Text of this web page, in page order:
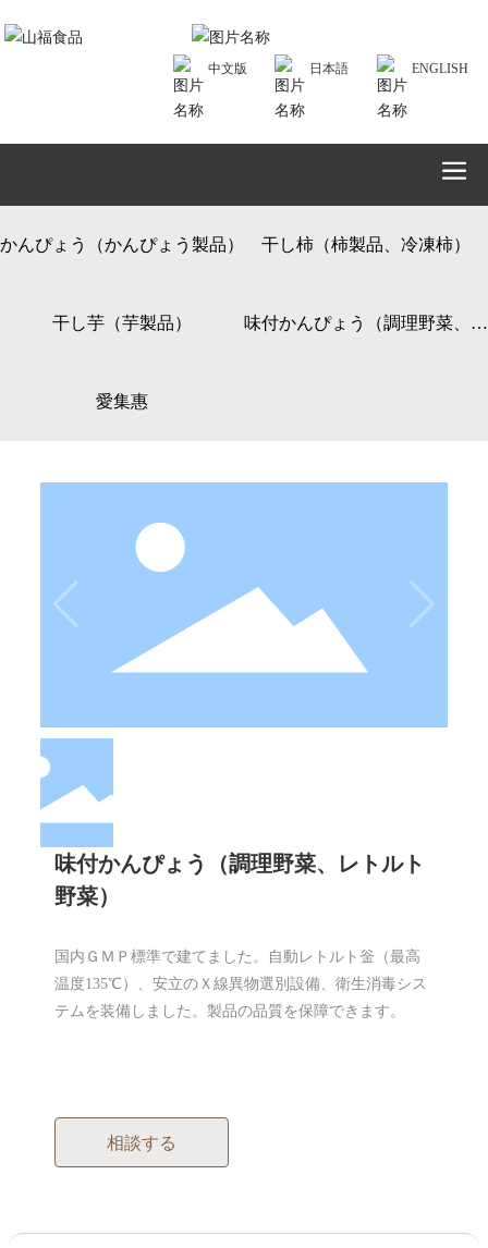
中文版 日本語 ENGLISH
かんぴょう（かんぴょう製品） 干し柿（柿製品、冷凍柿）
干し芋（芋製品） 味付かんぴょう（調理野菜、レ
愛集惠
味付かんぴょう（調理野菜、レトルト
野菜）
国内ＧＭＰ標準で建てました。自動レトルト釡（最高
温度135℃）、安立のＸ線異物選別設備、衛生消毒シス
テムを装備しました。製品の品質を保障できます。
相談する